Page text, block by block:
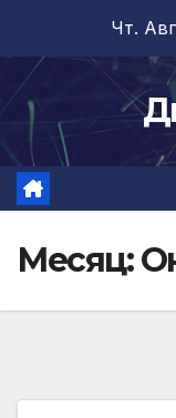
содержимому
Чт.
Месяц: